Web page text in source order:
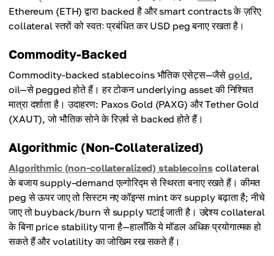
Ethereum (ETH) द्वारा backed है और smart contracts के ज़रिए
collateral स्तरों को स्वतः प्रबंधित कर USD peg बनाए रखता है।
Commodity-Backed
Commodity-backed stablecoins भौतिक एसेट्स—जैसेgold,
oil—से pegged होते हैं। हर टोकन underlying asset की निश्चित
मात्रा दर्शाता है। उदाहरण: Paxos Gold (PAXG) और Tether Gold
(XAUT), जो भौतिक सोने के रिज़र्व से backed होते हैं।
Algorithmic (Non-Collateralized)
Algorithmic (non-collateralized) stablecoinscollateral
के बजाय supply–demand एल्गोरिद्म से स्थिरता बनाए रखते हैं। कीमत
peg से ऊपर जाए तो सिस्टम नए कॉइन्स mint कर supply बढ़ाता है; नीचे
जाए तो buyback/burn से supply घटाई जाती है। उद्देश्य collateral
के बिना price stability पाना है—हालाँकि ये मॉडल अधिक प्रयोगात्मक हो
सकते हैं और volatility का जोखिम रख सकते हैं।